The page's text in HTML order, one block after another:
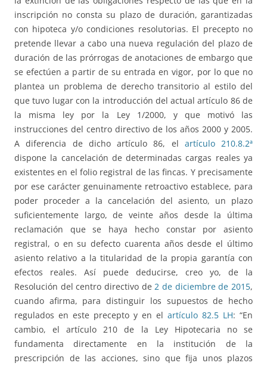
inscripción no consta su plazo de duración, garantizadas
con hipoteca y/o condiciones resolutorias. El precepto no
pretende llevar a cabo una nueva regulación del plazo de
duración de las prórrogas de anotaciones de embargo que
se efectúen a partir de su entrada en vigor, por lo que no
plantea un problema de derecho transitorio al estilo del
que tuvo lugar con la introducción del actual artículo 86 de
la misma ley por la Ley 1/2000, y que motivó las
instrucciones del centro directivo de los años 2000 y 2005.
A diferencia de dicho artículo 86, el artículo 210.8.2ª
dispone la cancelación de determinadas cargas reales ya
existentes en el folio registral de las fincas. Y precisamente
por ese carácter genuinamente retroactivo establece, para
poder proceder a la cancelación del asiento, un plazo
suficientemente largo, de veinte años desde la última
reclamación que se haya hecho constar por asiento
registral, o en su defecto cuarenta años desde el último
asiento relativo a la titularidad de la propia garantía con
efectos reales. Así puede deducirse, creo yo, de la
Resolución del centro directivo de2 de diciembre de 2015,
cuando afirma, para distinguir los supuestos de hecho
regulados en este precepto y en el artículo 82.5 LH: “En
cambio, el artículo 210 de la Ley Hipotecaria no se
fundamenta directamente en la institución de la
prescripción de las acciones, sino que fija unos plazos